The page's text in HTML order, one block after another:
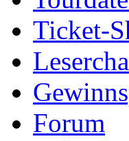
Ticket-
Forum